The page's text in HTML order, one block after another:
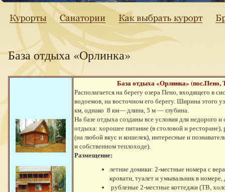
База отдыха «Орлинка»
База отдыха «Орлинка» (пос.Пено,
Располагается на берегу озера Пено, входящего в
водоемов, на восточном его берегу. Ширина этого
км, однако 8 км— длина, 5 м — глубина.
На базе отдыха созданы все условия для недорого и
отдыха: хорошее питание (в столовой и ресторане),
(на любой вкус и кошелек), интересные и
и собственном теплоходе).
Размещение:
летние домики: 2-местные номера с
кровати, туалет и умывальник в
рубленые 2-местные коттеджи (ТВ,